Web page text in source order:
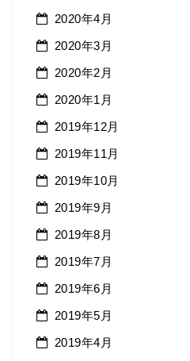
2020年4月
2020年3月
2020年2月
2020年1月
2019年12月
2019年11月
2019年10月
2019年9月
2019年8月
2019年7月
2019年6月
2019年5月
2019年4月